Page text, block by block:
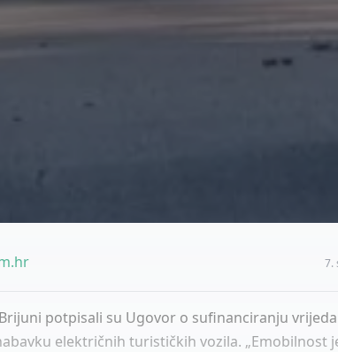
7.
potpisali su Ugovor o sufinanciranju
električnih turističkih vozila. „Emobilnost